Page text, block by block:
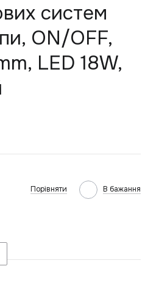
систем
ON/OFF,
LED 18W,
Порівняти В бажання